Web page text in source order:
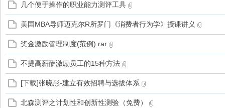
几个便于操作的职业能力测评工具
美国MBA导师迈克尔R所罗门《消费者行为学》授课讲义
奖金激励管理制度(范例).rar
不提高薪酬激励员工的15种方法
[下载]张晓彤-建立有效招聘与选拔体系
北森测评之计划性和创新性测验（免费）